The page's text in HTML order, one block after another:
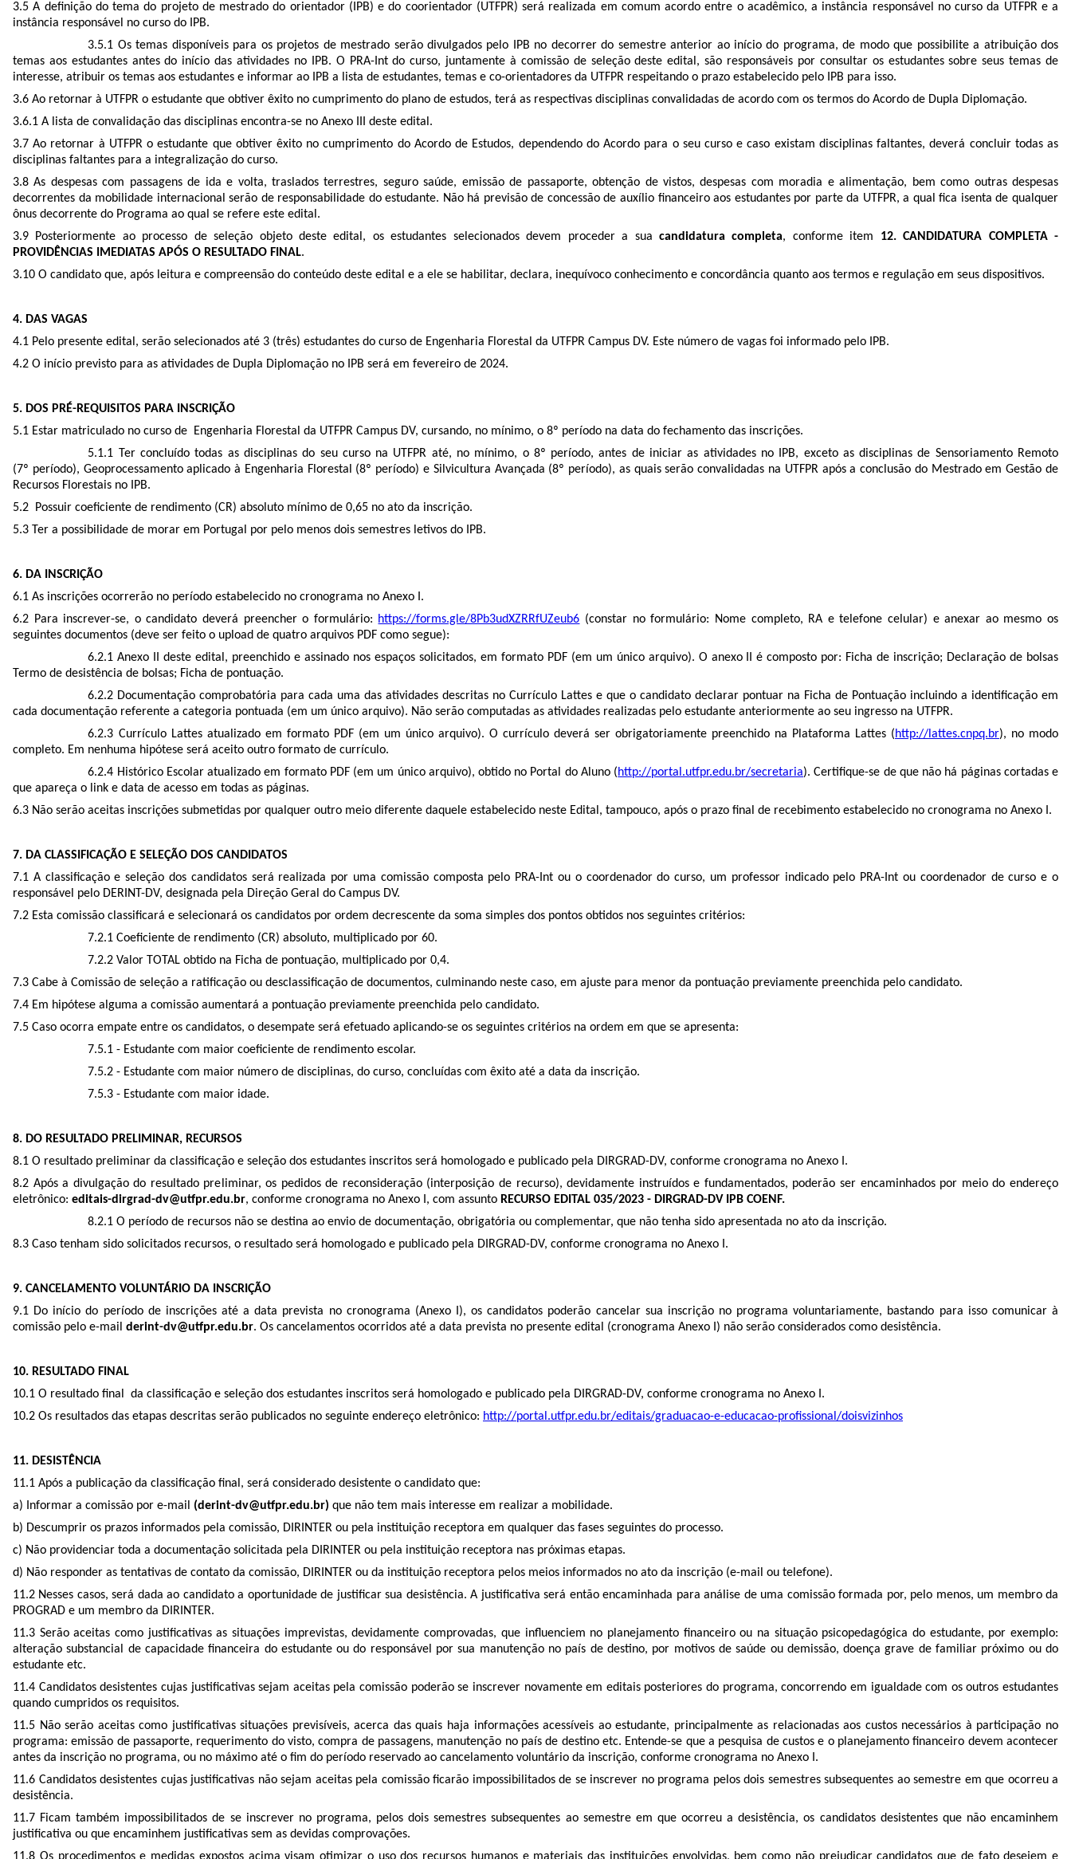
3.5 A definição do tema do projeto de mestrado do orientador (IPB) e do coorientador (UTFPR) será realizada em comum acordo entre o acadêmico, a instância responsável no curso da UTFPR e a
instância responsável no curso do IPB.
3.5.1 Os temas disponíveis para os projetos de mestrado serão divulgados pelo IPB no decorrer do semestre anterior ao início do programa, de modo que possibilite a atribuição dos
temas aos estudantes antes do início das atividades no IPB. O PRA-Int do curso, juntamente à comissão de seleção deste edital, são responsáveis por consultar os estudantes sobre seus temas de
interesse, atribuir os temas aos estudantes e informar ao IPB a lista de estudantes, temas e co-orientadores da UTFPR respeitando o prazo estabelecido pelo IPB para isso.
3.6 Ao retornar à UTFPR o estudante que obtiver êxito no cumprimento do plano de estudos, terá as respectivas disciplinas convalidadas de acordo com os termos do Acordo de Dupla Diplomação.
3.6.1 A lista de convalidação das disciplinas encontra-se no Anexo III deste edital.
3.7 Ao retornar à UTFPR o estudante que obtiver êxito no cumprimento do Acordo de Estudos, dependendo do Acordo para o seu curso e caso existam disciplinas faltantes, deverá concluir todas as
disciplinas faltantes para a integralização do curso.
3.8 As despesas com passagens de ida e volta, traslados terrestres, seguro saúde, emissão de passaporte, obtenção de vistos, despesas com moradia e alimentação, bem como outras despesas
decorrentes da mobilidade internacional serão de responsabilidade do estudante. Não há previsão de concessão de auxílio financeiro aos estudantes por parte da UTFPR, a qual fica isenta de qualquer
ônus decorrente do Programa ao qual se refere este edital.
3.9 Posteriormente ao processo de seleção objeto deste edital, os estudantes selecionados devem proceder a sua candidatura completa, conforme item 12. CANDIDATURA COMPLETA -
PROVIDÊNCIAS IMEDIATAS APÓS O RESULTADO FINAL.
3.10 O candidato que, após leitura e compreensão do conteúdo deste edital e a ele se habilitar, declara, inequívoco conhecimento e concordância quanto aos termos e regulação em seus dispositivos.
4. DAS VAGAS
4.1 Pelo presente edital, serão selecionados até 3 (três) estudantes do curso de Engenharia Florestal da UTFPR Campus DV. Este número de vagas foi informado pelo IPB.
4.2 O início previsto para as atividades de Dupla Diplomação no IPB será em fevereiro de 2024.
5. DOS PRÉ-REQUISITOS PARA INSCRIÇÃO
5.1 Estar matriculado no curso de Engenharia Florestal da UTFPR Campus DV, cursando, no mínimo, o 8º período na data do fechamento das inscrições.
5.1.1 Ter concluído todas as disciplinas do seu curso na UTFPR até, no mínimo, o 8º período, antes de iniciar as atividades no IPB, exceto as disciplinas de Sensoriamento Remoto
(7º período), Geoprocessamento aplicado à Engenharia Florestal (8º período) e Silvicultura Avançada (8º período), as quais serão convalidadas na UTFPR após a conclusão do Mestrado em Gestão de
Recursos Florestais no IPB.
5.2 Possuir coeficiente de rendimento (CR) absoluto mínimo de 0,65 no ato da inscrição.
5.3 Ter a possibilidade de morar em Portugal por pelo menos dois semestres letivos do IPB.
6. DA INSCRIÇÃO
6.1 As inscrições ocorrerão no período estabelecido no cronograma no Anexo I.
6.2 Para inscrever-se, o candidato deverá preencher o formulário: https://forms.gle/8Pb3udXZRRfUZeub6 (constar no formulário: Nome completo, RA e telefone celular) e anexar ao mesmo os
seguintes documentos (deve ser feito o upload de quatro arquivos PDF como segue):
6.2.1 Anexo II deste edital, preenchido e assinado nos espaços solicitados, em formato PDF (em um único arquivo). O anexo II é composto por: Ficha de inscrição; Declaração de bolsas
Termo de desistência de bolsas; Ficha de pontuação.
6.2.2 Documentação comprobatória para cada uma das atividades descritas no Currículo Lattes e que o candidato declarar pontuar na Ficha de Pontuação incluindo a identificação em
cada documentação referente a categoria pontuada (em um único arquivo). Não serão computadas as atividades realizadas pelo estudante anteriormente ao seu ingresso na UTFPR.
6.2.3 Currículo Lattes atualizado em formato PDF (em um único arquivo). O currículo deverá ser obrigatoriamente preenchido na Plataforma Lattes (http://lattes.cnpq.br), no modo
completo. Em nenhuma hipótese será aceito outro formato de currículo.
6.2.4 Histórico Escolar atualizado em formato PDF (em um único arquivo), obtido no Portal do Aluno (http://portal.utfpr.edu.br/secretaria). Certifique-se de que não há páginas cortadas e
que apareça o link e data de acesso em todas as páginas.
6.3 Não serão aceitas inscrições submetidas por qualquer outro meio diferente daquele estabelecido neste Edital, tampouco, após o prazo final de recebimento estabelecido no cronograma no Anexo I.
7. DA CLASSIFICAÇÃO E SELEÇÃO DOS CANDIDATOS
7.1 A classificação e seleção dos candidatos será realizada por uma comissão composta pelo PRA-Int ou o coordenador do curso, um professor indicado pelo PRA-Int ou coordenador de curso e o
responsável pelo DERINT-DV, designada pela Direção Geral do Campus DV.
7.2 Esta comissão classificará e selecionará os candidatos por ordem decrescente da soma simples dos pontos obtidos nos seguintes critérios:
7.2.1 Coeficiente de rendimento (CR) absoluto, multiplicado por 60.
7.2.2 Valor TOTAL obtido na Ficha de pontuação, multiplicado por 0,4.
7.3 Cabe à Comissão de seleção a ratificação ou desclassificação de documentos, culminando neste caso, em ajuste para menor da pontuação previamente preenchida pelo candidato.
7.4 Em hipótese alguma a comissão aumentará a pontuação previamente preenchida pelo candidato.
7.5 Caso ocorra empate entre os candidatos, o desempate será efetuado aplicando-se os seguintes critérios na ordem em que se apresenta:
7.5.1 - Estudante com maior coeficiente de rendimento escolar.
7.5.2 - Estudante com maior número de disciplinas, do curso, concluídas com êxito até a data da inscrição.
7.5.3 - Estudante com maior idade.
8. DO RESULTADO PRELIMINAR, RECURSOS
8.1 O resultado preliminar da classificação e seleção dos estudantes inscritos será homologado e publicado pela DIRGRAD-DV, conforme cronograma no Anexo I.
8.2 Após a divulgação do resultado preliminar, os pedidos de reconsideração (interposição de recurso), devidamente instruídos e fundamentados, poderão ser encaminhados por meio do endereço
eletrônico: editais-dirgrad-dv@utfpr.edu.br, conforme cronograma no Anexo I, com assunto RECURSO EDITAL 035/2023 - DIRGRAD-DV IPB COENF.
8.2.1 O período de recursos não se destina ao envio de documentação, obrigatória ou complementar, que não tenha sido apresentada no ato da inscrição.
8.3 Caso tenham sido solicitados recursos, o resultado será homologado e publicado pela DIRGRAD-DV, conforme cronograma no Anexo I.
9. CANCELAMENTO VOLUNTÁRIO DA INSCRIÇÃO
9.1 Do início do período de inscrições até a data prevista no cronograma (Anexo I), os candidatos poderão cancelar sua inscrição no programa voluntariamente, bastando para isso comunicar à
comissão pelo e-mail derint-dv@utfpr.edu.br. Os cancelamentos ocorridos até a data prevista no presente edital (cronograma Anexo I) não serão considerados como desistência.
10. RESULTADO FINAL
10.1 O resultado final da classificação e seleção dos estudantes inscritos será homologado e publicado pela DIRGRAD-DV, conforme cronograma no Anexo I.
10.2 Os resultados das etapas descritas serão publicados no seguinte endereço eletrônico: http://portal.utfpr.edu.br/editais/graduacao-e-educacao-profissional/doisvizinhos
11. DESISTÊNCIA
11.1 Após a publicação da classificação final, será considerado desistente o candidato que:
a) Informar a comissão por e-mail (derint-dv@utfpr.edu.br) que não tem mais interesse em realizar a mobilidade.
b) Descumprir os prazos informados pela comissão, DIRINTER ou pela instituição receptora em qualquer das fases seguintes do processo.
c) Não providenciar toda a documentação solicitada pela DIRINTER ou pela instituição receptora nas próximas etapas.
d) Não responder as tentativas de contato da comissão, DIRINTER ou da instituição receptora pelos meios informados no ato da inscrição (e-mail ou telefone).
11.2 Nesses casos, será dada ao candidato a oportunidade de justificar sua desistência. A justificativa será então encaminhada para análise de uma comissão formada por, pelo menos, um membro da
PROGRAD e um membro da DIRINTER.
11.3 Serão aceitas como justificativas as situações imprevistas, devidamente comprovadas, que influenciem no planejamento financeiro ou na situação psicopedagógica do estudante, por exemplo:
alteração substancial de capacidade financeira do estudante ou do responsável por sua manutenção no país de destino, por motivos de saúde ou demissão, doença grave de familiar próximo ou do
estudante etc.
11.4 Candidatos desistentes cujas justificativas sejam aceitas pela comissão poderão se inscrever novamente em editais posteriores do programa, concorrendo em igualdade com os outros estudantes
quando cumpridos os requisitos.
11.5 Não serão aceitas como justificativas situações previsíveis, acerca das quais haja informações acessíveis ao estudante, principalmente as relacionadas aos custos necessários à participação no
programa: emissão de passaporte, requerimento do visto, compra de passagens, manutenção no país de destino etc. Entende-se que a pesquisa de custos e o planejamento financeiro devem acontecer
antes da inscrição no programa, ou no máximo até o fim do período reservado ao cancelamento voluntário da inscrição, conforme cronograma no Anexo I.
11.6 Candidatos desistentes cujas justificativas não sejam aceitas pela comissão ficarão impossibilitados de se inscrever no programa pelos dois semestres subsequentes ao semestre em que ocorreu a
desistência.
11.7 Ficam também impossibilitados de se inscrever no programa, pelos dois semestres subsequentes ao semestre em que ocorreu a desistência, os candidatos desistentes que não encaminhem
justificativa ou que encaminhem justificativas sem as devidas comprovações.